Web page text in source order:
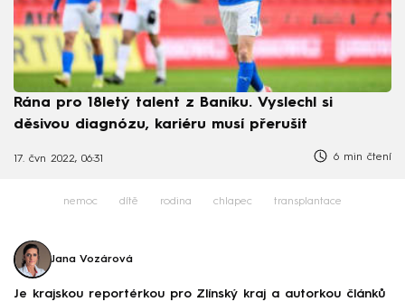
Rána pro 18letý talent z Baníku. Vyslechl si
děsivou diagnózu, kariéru musí přerušit
17. čvn 2022, 06:31 6 min čtení
nemoc dítě rodina chlapec transplantace
Jana Vozárová
Je krajskou reportérkou pro Zlínský kraj a autorkou článků